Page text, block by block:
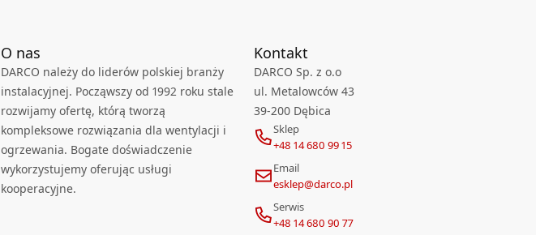
O nas
DARCO należy do liderów polskiej branży
instalacyjnej. Począwszy od 1992 roku stale
rozwijamy ofertę, którą tworzą
kompleksowe rozwiązania dla wentylacji i
ogrzewania. Bogate doświadczenie
wykorzystujemy oferując usługi
kooperacyjne.
Kontakt
DARCO Sp. z o.o
ul. Metalowców 43
39-200 Dębica
Sklep
+48 14 680 99 15
Email
esklep@darco.pl
Serwis
+48 14 680 90 77